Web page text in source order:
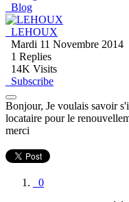
Blog
LEHOUX
Mardi 11 Novembre 2014
1 Replies
14K Visits
Subscribe
Bonjour, Je voulais savoir
locataire pour le
merci
0